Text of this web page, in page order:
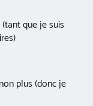
que je suis
plus (donc je